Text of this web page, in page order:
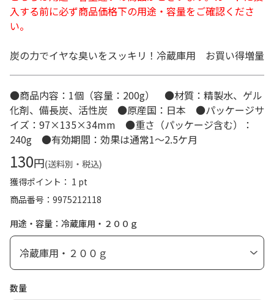
入する前に必ず商品価格下の用途・容量をご確認くださ
い。
炭の力でイヤな臭いをスッキリ！冷蔵庫用 お買い得増量
●商品内容：1個（容量：200g） ●材質：精製水、ゲル
化剤、備長炭、活性炭 ●原産国：日本 ●パッケージサ
イズ：97×135×34mm ●重さ（パッケージ含む）：
240g ●有効期間：効果は通常1～2.5ケ月
130円(送料別・税込)
獲得ポイント： 1 pt
商品番号
9975212118
用途・容量：冷蔵庫用・２００ｇ
数量